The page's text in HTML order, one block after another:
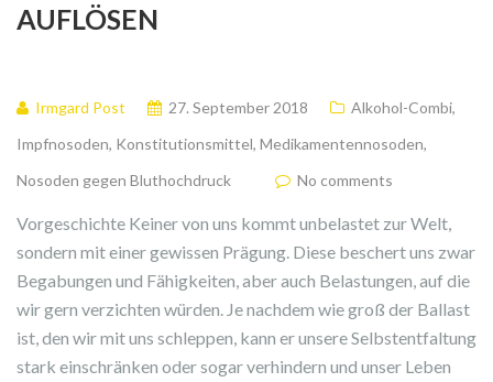
AUFLÖSEN
Irmgard Post 27. September 2018 Alkohol-Combi,
Impfnosoden, Konstitutionsmittel, Medikamentennosoden,
Nosoden gegen Bluthochdruck
No comments
Vorgeschichte Keiner von uns kommt unbelastet zur Welt,
sondern mit einer gewissen Prägung. Diese beschert uns zwar
Begabungen und Fähigkeiten, aber auch Belastungen, auf die
wir gern verzichten würden. Je nachdem wie groß der Ballast
ist, den wir mit uns schleppen, kann er unsere Selbstentfaltung
stark einschränken oder sogar verhindern und unser Leben